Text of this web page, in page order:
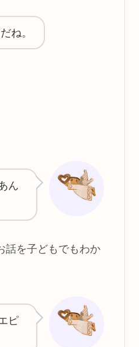
ね。
ん
話を子どもでもわか
ピ